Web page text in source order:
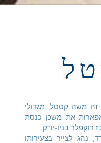
זה משה קסטל, מגדולי
את משכן כנסת
רוקפלר בניו-יורק.
לצייר בצעירותו